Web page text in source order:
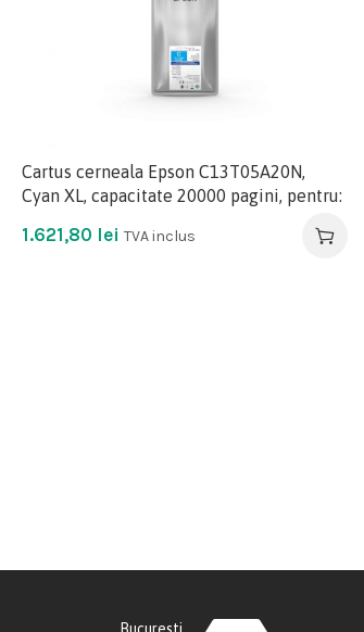
Cartus cerneala Epson C13T05A20N,
Cyan XL, capacitate 20000 pagini, pentru:
1.621,80 lei TVA inclus
Bucuresti